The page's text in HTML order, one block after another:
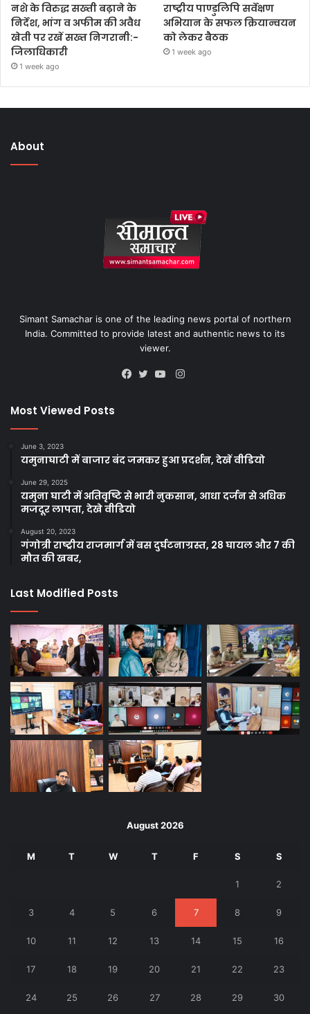
नशे के विरुद्ध सख्ती बढ़ाने के
निर्देश, भांग व अफीम की अवैध
खेती पर रखें सख्त निगरानी:-
जिलाधिकारी
1 week ago
राष्ट्रीय पाण्डुलिपि सर्वेक्षण
अभियान के सफल क्रियान्वयन
को लेकर बैठक
1 week ago
About
Simant Samachar is one of the leading news portal of northern
India. Committed to provide latest and authentic news to its
viewer.
Instagram
Most Viewed Posts
June 3, 2023
यमुनाघाटी में बाजार बंद जमकर हुआ प्रदर्शन, देखें वीडियो
June 29, 2025
यमुना घाटी में अतिवृष्टि से भारी नुकसान, आधा दर्जन से अधिक
मजदूर लापता, देखे वीडियो
August 20, 2023
गंगोत्री राष्ट्रीय राजमार्ग में बस दुर्घटनाग्रस्त, 28 घायल और 7 की
मौत की खबर,
Last Modified Posts
August 2026
M T W T F S S
1 2
3 4 5 6 7 8 9
10 11 12 13 14 15 16
17 18 19 20 21 22 23
24 25 26 27 28 29 30